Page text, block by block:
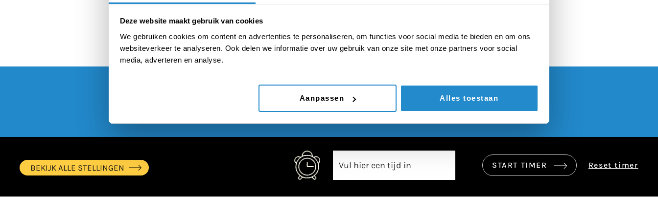
Deze website maakt gebruik van cookies
We gebruiken cookies om content en advertenties te personaliseren, om functies voor social media te bieden en om ons
websiteverkeer te analyseren. Ook delen we informatie over uw gebruik van onze site met onze partners voor social
media, adverteren en analyse.
Aanpassen Alles toestaan
00:00
BEKIJK ALLE STELLINGEN START TIMER Reset timer